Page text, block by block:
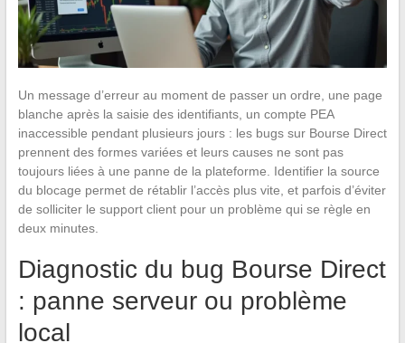
Un message d’erreur au moment de passer un ordre, une page
blanche après la saisie des identifiants, un compte PEA
inaccessible pendant plusieurs jours : les bugs sur Bourse Direct
prennent des formes variées et leurs causes ne sont pas
toujours liées à une panne de la plateforme. Identifier la source
du blocage permet de rétablir l’accès plus vite, et parfois d’éviter
de solliciter le support client pour un problème qui se règle en
deux minutes.
Diagnostic du bug Bourse Direct
: panne serveur ou problème
local